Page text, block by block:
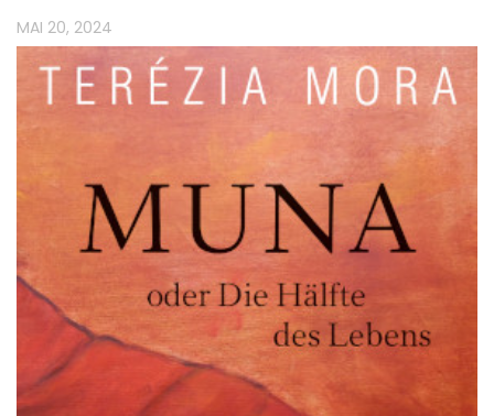
MAI 20, 2024